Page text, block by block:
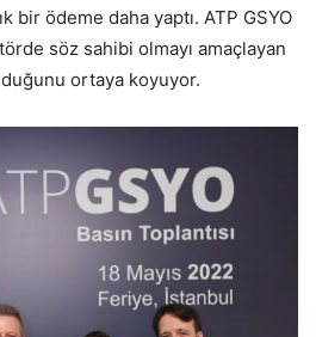
bir ödeme daha yaptı. ATP GSYO
söz sahibi olmayı amaçlayan
ortaya koyuyor.